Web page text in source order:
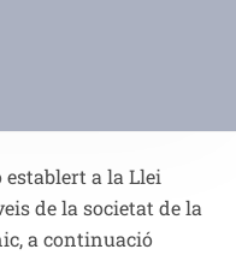
a la Llei
de la societat de la
a continuació